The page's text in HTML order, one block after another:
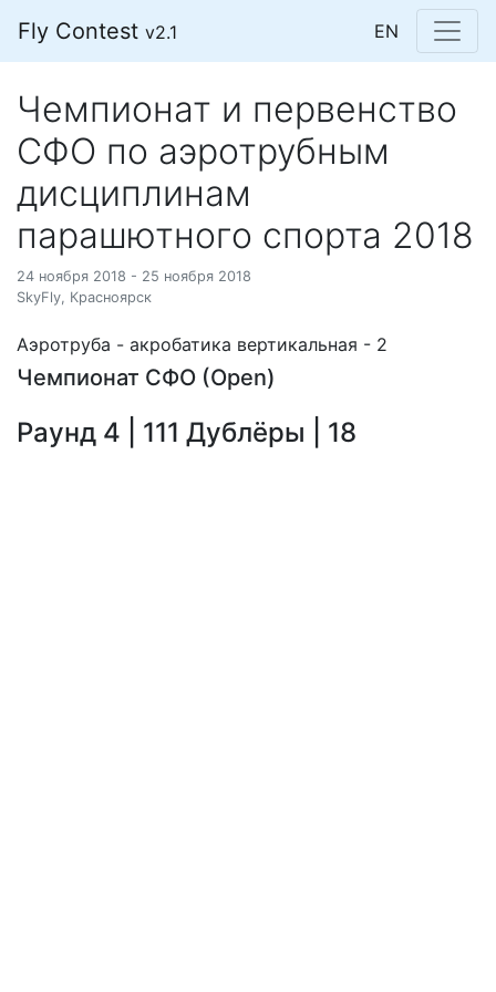
Fly Contest v2.1 EN
Чемпионат и первенство
СФО по аэротрубным
дисциплинам
парашютного спорта 2018
24 ноября 2018 - 25 ноября 2018
SkyFly, Красноярск
Аэротруба - акробатика вертикальная - 2
Чемпионат СФО (Open)
Раунд 4 | 111 Дублёры | 18